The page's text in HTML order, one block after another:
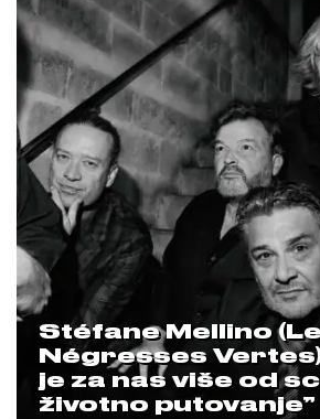
Stéfane Mellino
Négresses
je za nas više od
životno putovanje”